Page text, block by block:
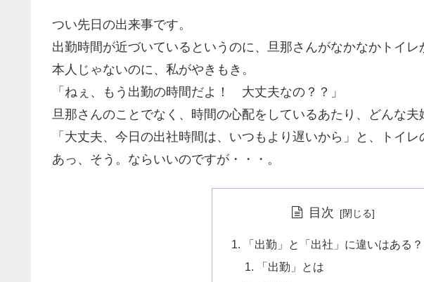
つい先日の出来事です。
出勤時間が近づいているというのに、旦那さんがなかなかトイレ
本人じゃないのに、私がやきもき。
「ねぇ、もう出勤の時間だよ！ 大丈夫なの？？」
旦那さんのことでなく、時間の心配をしているあたり、どんな夫
「大丈夫、今日の出社時間は、いつもより遅いから」と、トイレ
あっ、そう。ならいいのですが・・・。
目次
「出勤」と「出社」に違いはある？
「出勤」とは